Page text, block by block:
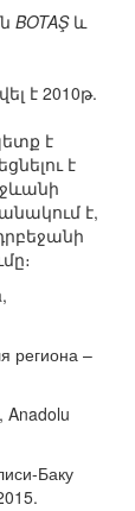
BOTAŞև
է 2010թ.
է
է
է,
региона –
Anadolu
Баку